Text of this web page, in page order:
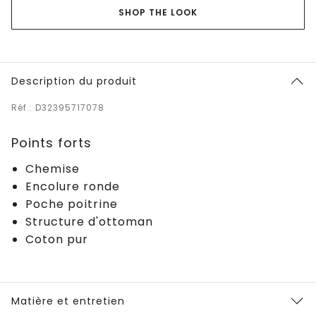
SHOP THE LOOK
Description du produit
Réf.: D32395717078
Points forts
Chemise
Encolure ronde
Poche poitrine
Structure d'ottoman
Coton pur
Matière et entretien